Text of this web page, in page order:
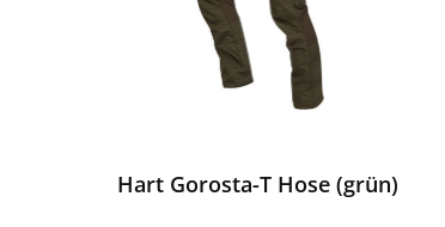
Hart Gorosta-T Hose (grün)